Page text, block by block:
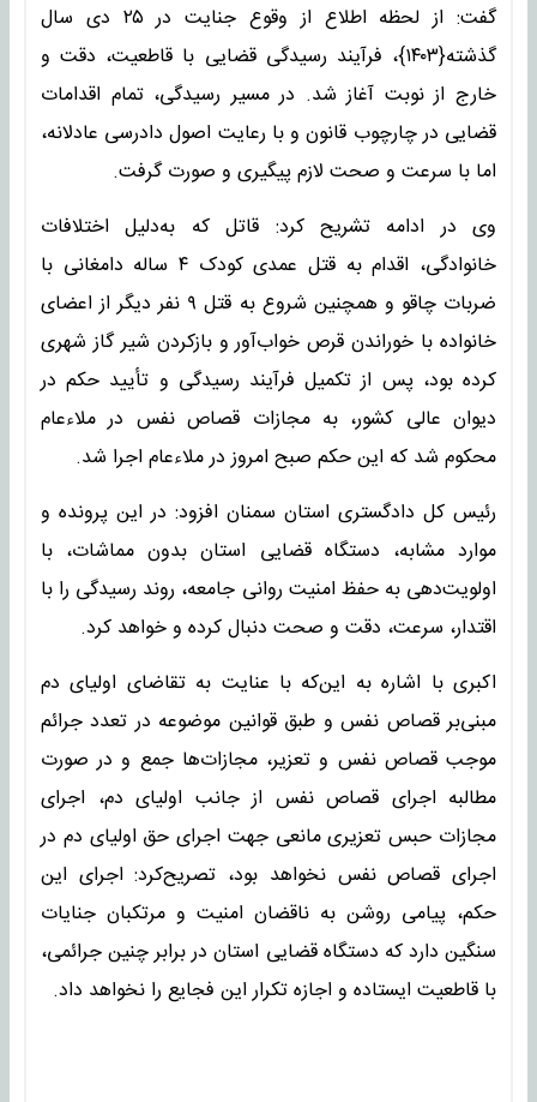
گفت: از لحظه اطلاع از وقوع جنایت در ۲۵ دی‌ سال
گذشته{۱۴۰۳}، فرآیند رسیدگی قضایی با قاطعیت، دقت و
خارج از نوبت آغاز شد. در مسیر رسیدگی، تمام اقدامات
قضایی در چارچوب قانون و با رعایت اصول دادرسی عادلانه،
اما با سرعت و صحت لازم پیگیری و صورت گرفت.
وی در ادامه تشریح کرد: قاتل که به‌دلیل اختلافات
خانوادگی، اقدام به قتل عمدی کودک ۴ ساله دامغانی با
ضربات چاقو و همچنین شروع به قتل ۹ نفر دیگر از اعضای
خانواده با خوراندن قرص خواب‌آور و بازکردن شیر گاز شهری
کرده بود، پس از تکمیل فرآیند رسیدگی و تأیید حکم در
دیوان عالی کشور، به مجازات قصاص نفس در ملاءعام
محکوم شد که این حکم صبح امروز در ملاء‌عام اجرا شد.
رئیس کل دادگستری استان سمنان افزود: در این پرونده و
موارد مشابه، دستگاه قضایی استان بدون مماشات، با
اولویت‌دهی به حفظ امنیت روانی جامعه، روند رسیدگی را با
اقتدار، سرعت، دقت و صحت دنبال کرده و خواهد کرد.
اکبری با اشاره به این‌که با عنایت به تقاضای اولیای دم
مبنی‌بر قصاص نفس و طبق قوانین موضوعه در تعدد جرائم
موجب قصاص نفس و تعزیر، مجازات‌ها جمع و در صورت
مطالبه اجرای قصاص نفس از جانب اولیای دم، اجرای
مجازات حبس تعزیری مانعی جهت اجرای حق اولیای دم در
اجرای قصاص نفس نخواهد بود، تصریح‌کرد: اجرای این
حکم، پیامی روشن به ناقضان امنیت و مرتکبان جنایات
سنگین دارد که دستگاه قضایی استان در برابر چنین جرائمی،
با قاطعیت ایستاده و اجازه تکرار این فجایع را نخواهد داد.